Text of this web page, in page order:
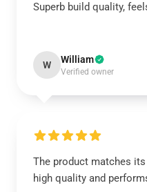
Superb build quality,
W William
Verified owner
The product matches
high quality and